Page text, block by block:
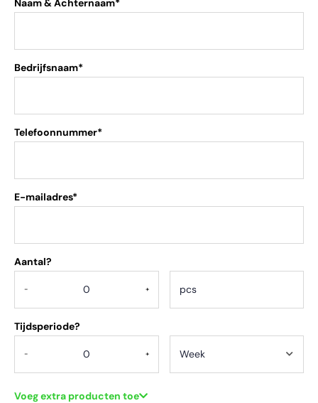
Naam & Achternaam*
Bedrijfsnaam*
Telefoonnummer*
E-mailadres*
Aantal?
- +
Tijdsperiode?
- +
Voeg extra producten toe